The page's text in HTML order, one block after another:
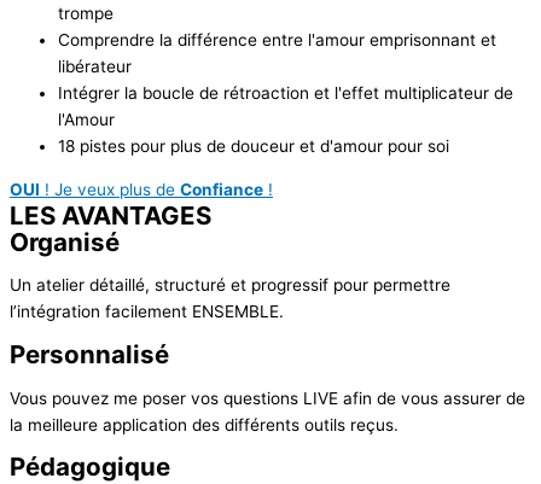
trompe
Comprendre la différence entre l'amour emprisonnant et
libérateur
Intégrer la boucle de rétroaction et l'effet multiplicateur de
l'Amour
18 pistes pour plus de douceur et d'amour pour soi
OUI ! Je veux plus de Confiance !
LES AVANTAGES
Organisé
Un atelier détaillé, structuré et progressif pour permettre
l’intégration facilement ENSEMBLE.
Personnalisé
Vous pouvez me poser vos questions LIVE afin de vous assurer de
la meilleure application des différents outils reçus.
Pédagogique